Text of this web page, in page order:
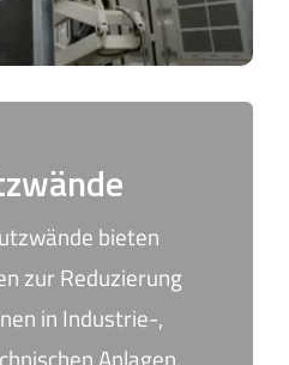
bieten
zur Reduzierung
in Industrie-,